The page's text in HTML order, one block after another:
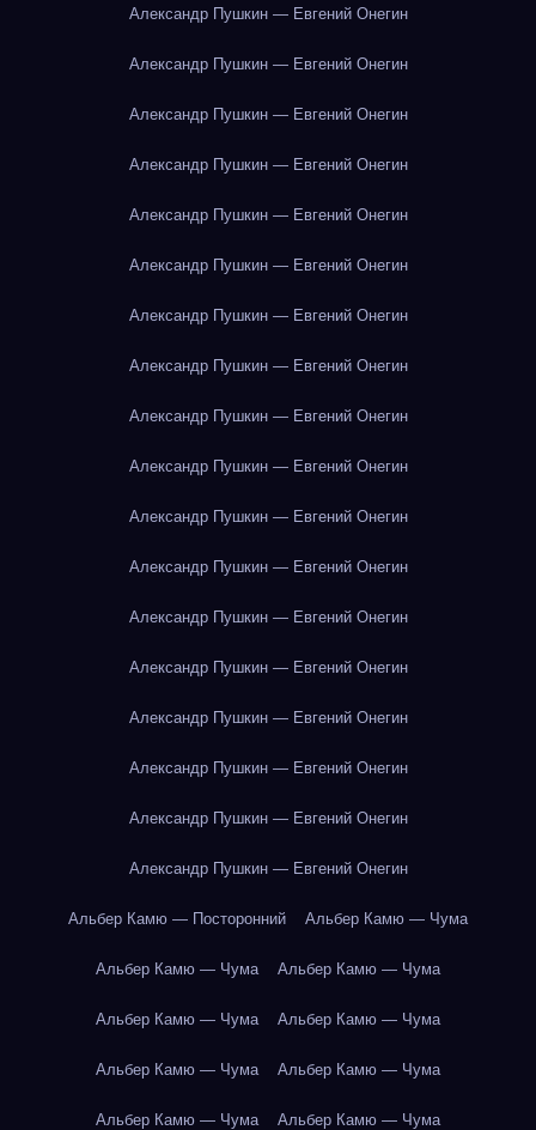
Александр Пушкин — Евгений Онегин
Александр Пушкин — Евгений Онегин
Александр Пушкин — Евгений Онегин
Александр Пушкин — Евгений Онегин
Александр Пушкин — Евгений Онегин
Александр Пушкин — Евгений Онегин
Александр Пушкин — Евгений Онегин
Александр Пушкин — Евгений Онегин
Александр Пушкин — Евгений Онегин
Александр Пушкин — Евгений Онегин
Александр Пушкин — Евгений Онегин
Александр Пушкин — Евгений Онегин
Александр Пушкин — Евгений Онегин
Александр Пушкин — Евгений Онегин
Александр Пушкин — Евгений Онегин
Александр Пушкин — Евгений Онегин
Александр Пушкин — Евгений Онегин
Александр Пушкин — Евгений Онегин
Альбер Камю — Посторонний Альбер Камю — Чума
Альбер Камю — Чума Альбер Камю — Чума
Альбер Камю — Чума Альбер Камю — Чума
Альбер Камю — Чума Альбер Камю — Чума
Альбер Камю — Чума Альбер Камю — Чума